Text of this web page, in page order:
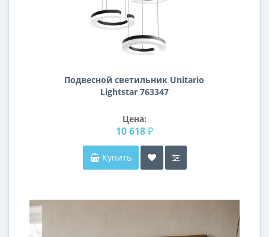
Подвесной светильник Unitario
Lightstar 763347
Цена:
10 618 ₽
Купить